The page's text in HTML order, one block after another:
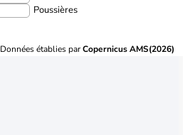
Poussières
Données établies parCopernicus AMS(2026)